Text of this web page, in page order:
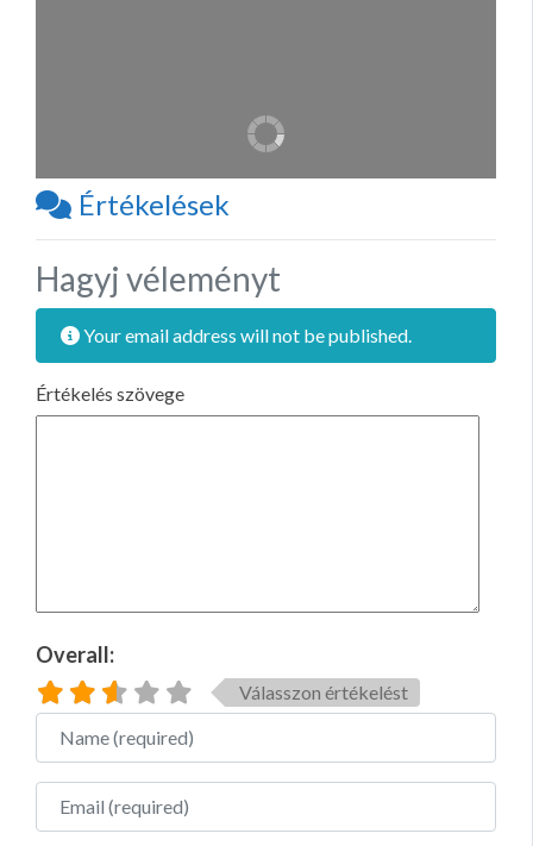
Értékelések
Hagyj véleményt
Your email address will not be published.
Értékelés szövege
Overall:
Válasszon értékelést
Name
Email